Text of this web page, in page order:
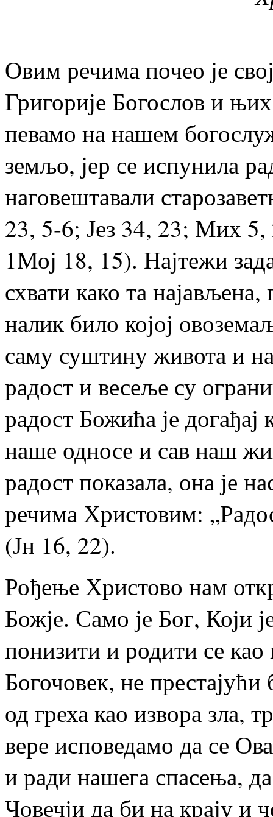
Овим речима почео је
Григорије Богослов и
певамо на нашем
земљо, јер се испунила
наговештавали
23, 5-6; Јез 34, 23; Мих
1Мој 18, 15). Најтежи
схвати како та
налик било којој
саму суштину живота и
радост и весеље су
радост Божића је догађај
наше односе и сав наш
радост показала, она је
речима Христовим:
(Јн 16, 22).
Рођење Христово нам
Божје. Само је Бог, Који
понизити и родити се
Богочовек, не
од греха као извора зла,
вере исповедамо да се
и ради нашега спасења,
Човечји да би на крају и